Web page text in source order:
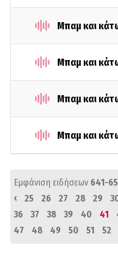
Μπαμ και
Μπαμ και
Μπαμ και
Μπαμ και
Εμφάνιση ειδήσεων 641-
‹
25 26 27 28 29
36
37 38 39 40 41
47
48 49 50 51 52